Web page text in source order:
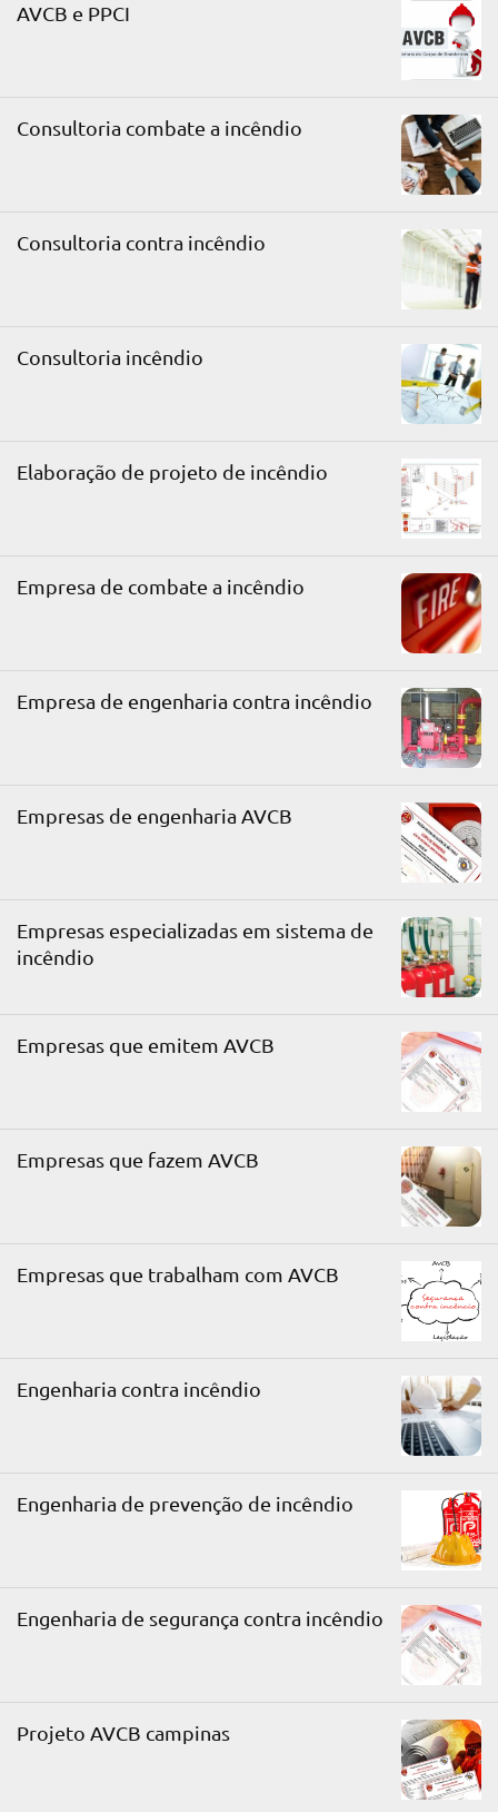
AVCB e PPCI
Consultoria combate a incêndio
Consultoria contra incêndio
Consultoria incêndio
Elaboração de projeto de incêndio
Empresa de combate a incêndio
Empresa de engenharia contra incêndio
Empresas de engenharia AVCB
Empresas especializadas em sistema de
incêndio
Empresas que emitem AVCB
Empresas que fazem AVCB
Empresas que trabalham com AVCB
Engenharia contra incêndio
Engenharia de prevenção de incêndio
Engenharia de segurança contra incêndio
Projeto AVCB campinas